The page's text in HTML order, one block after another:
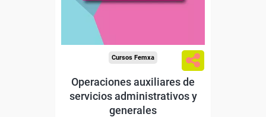
Cursos Femxa
Operaciones auxiliares de
servicios administrativos y
generales